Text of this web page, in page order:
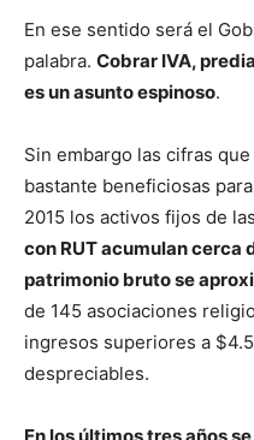
En ese sentido será el
palabra. Cobrar IVA,
es un asunto espinoso.
Sin embargo las cifras
bastante beneficiosas
2015 los activos fijos de
con RUT acumulan cerca
patrimonio bruto se
de 145 asociaciones
ingresos superiores a
despreciables.